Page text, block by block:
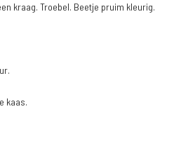
kraag. Troebel. Beetje pruim kleurig.
kaas.